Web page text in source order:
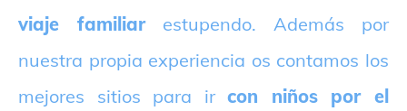
viaje familiarestupendo. Además por
nuestra propia experiencia os contamos los
mejores sitios para ircon niños por el